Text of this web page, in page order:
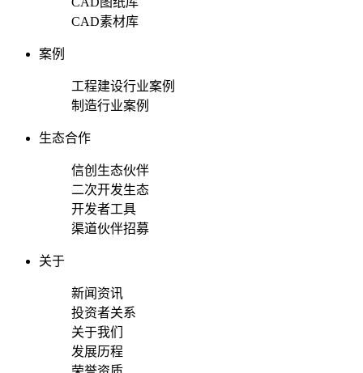
CAD素材库
案例
工程建设行业案例
制造行业案例
生态合作
信创生态伙伴
二次开发生态
开发者工具
渠道伙伴招募
关于
新闻资讯
投资者关系
关于我们
发展历程